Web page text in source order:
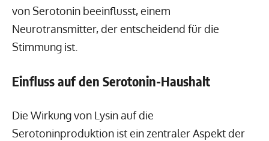
von Serotonin beeinflusst, einem
Neurotransmitter, der entscheidend für die
Stimmung ist.
Einfluss auf den Serotonin-Haushalt
Die Wirkung von Lysin auf die
Serotoninproduktion ist ein zentraler Aspekt der